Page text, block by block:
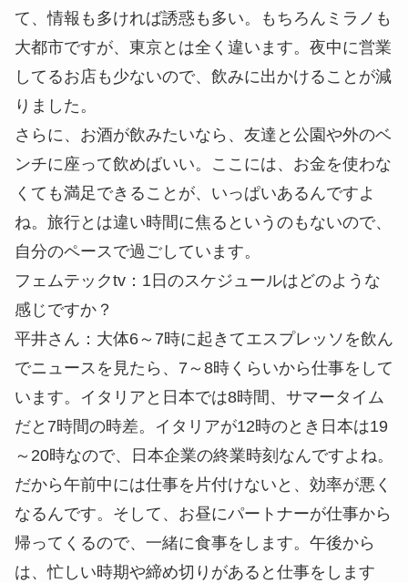
て、情報も多ければ誘惑も多い。もちろんミラノも
大都市ですが、東京とは全く違います。夜中に営業
してるお店も少ないので、飲みに出かけることが減
りました。
さらに、お酒が飲みたいなら、友達と公園や外のベ
ンチに座って飲めばいい。ここには、お金を使わな
くても満足できることが、いっぱいあるんですよ
ね。旅行とは違い時間に焦るというのもないので、
自分のペースで過ごしています。
フェムテックtv： 1日のスケジュールはどのような
感じですか？
平井さん： 大体6～7時に起きてエスプレッソを飲ん
でニュースを見たら、7～8時くらいから仕事をして
います。イタリアと日本では8時間、サマータイム
だと7時間の時差。イタリアが12時のとき日本は19
～20時なので、日本企業の終業時刻なんですよね。
だから午前中には仕事を片付けないと、効率が悪く
なるんです。そして、お昼にパートナーが仕事から
帰ってくるので、一緒に食事をします。午後から
は、忙しい時期や締め切りがあると仕事をします